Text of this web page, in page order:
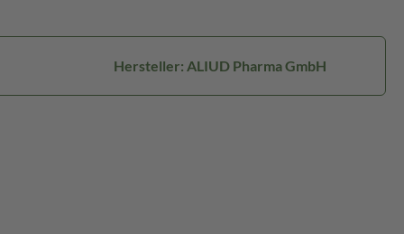
Hersteller: ALIUD Pharma GmbH